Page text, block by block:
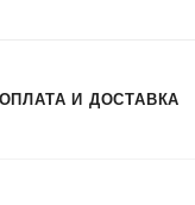
ОПЛАТА И ДОСТАВКА